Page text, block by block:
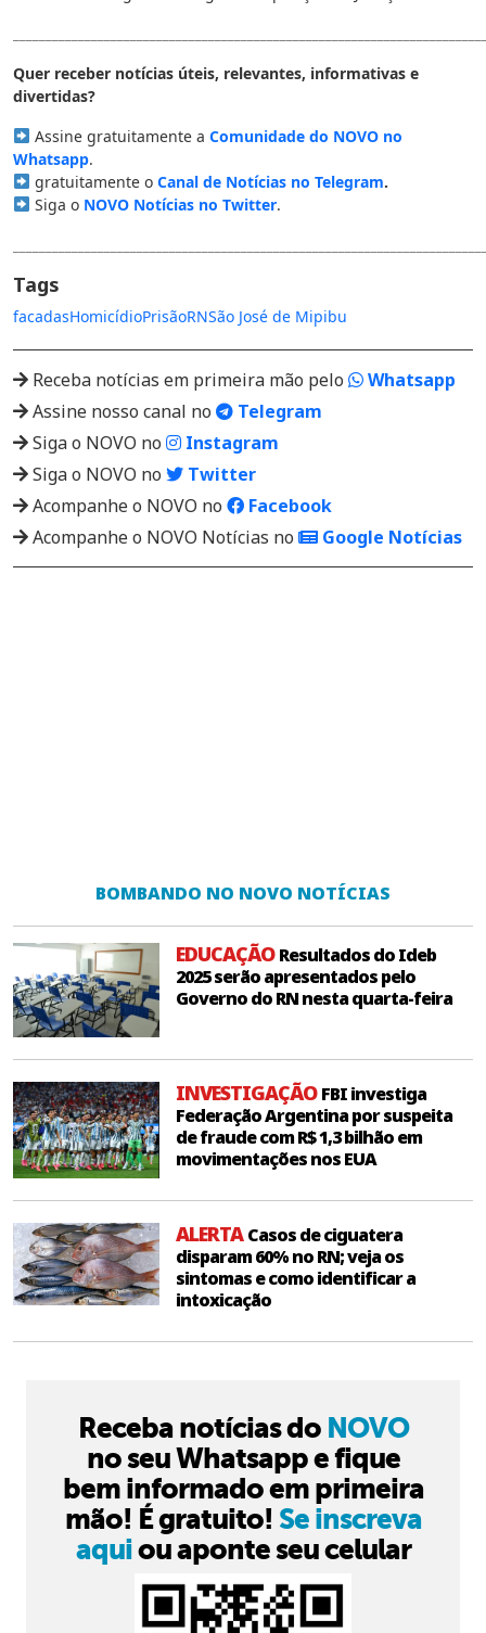
Quer receber notícias úteis, relevantes, informativas e
divertidas?
Assine gratuitamente a Comunidade do NOVO no
Whatsapp.
gratuitamente o Canal de Notícias no Telegram.
Siga o NOVO Notícias no Twitter.
Tags
facadasHomicídioPrisãoRNSão José de Mipibu
Receba notícias em primeira mão pelo
Whatsapp
Assine nosso canal no
Telegram
Siga o NOVO no
Instagram
Siga o NOVO no
Twitter
Acompanhe o NOVO no
Facebook
Acompanhe o NOVO Notícias no
Google Notícias
BOMBANDO NO NOVO NOTÍCIAS
EDUCAÇÃOResultados do Ideb
2025 serão apresentados pelo
Governo do RN nesta quarta-feira
INVESTIGAÇÃOFBI investiga
Federação Argentina por suspeita
de fraude com R$ 1,3 bilhão em
movimentações nos EUA
ALERTACasos de ciguatera
disparam 60% no RN; veja os
sintomas e como identificar a
intoxicação
Receba notícias do NOVO
no seu Whatsapp e fique
bem informado em primeira
mão! É gratuito! Se inscreva
aquiou aponte seu celular